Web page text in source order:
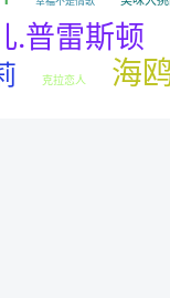
.普雷斯顿
克拉恋人 海